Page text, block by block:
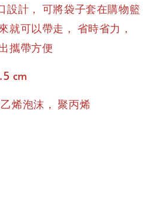
設計 ， 可將袋子套在購物籃
就可以帶走 ， 省時省力 ，
攜帶方便
cm
烯泡沫 ， 聚丙烯